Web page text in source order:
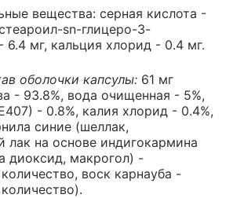
вещества: серная кислота -
sn-глицеро-3-
6.4 мг, кальция хлорид - 0.4 мг.
оболочки капсулы: 61 мг
- 93.8%, вода очищенная - 5%,
- 0.8%, калия хлорид - 0.4%,
синие (шеллак,
на основе индигокармина
диоксид, макрогол) -
воск карнауба -